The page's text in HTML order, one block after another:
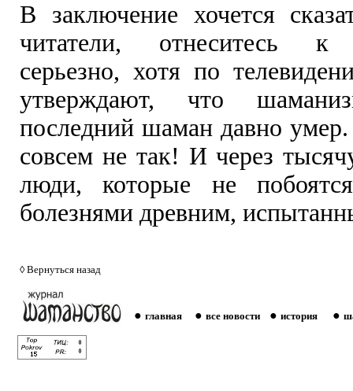
В заключение хочется
читатели, отнеситесь к
серьезно, хотя по
утверждают, что
последний шаман давно умер.
совсем не так! И через
люди, которые не
болезнями древним,
◊Вернуться назад
● главная ● все новости ● история ●